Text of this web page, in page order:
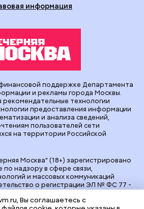
информация
Москва" (18+) зарегистрировано
надзору в сфере связи,
и массовых коммуникаций
о регистрации ЭЛ № ФС 77 -
редакторvm.ru: Александр
поддержке Департамента
и рекламы города Москвы.
технологии
предоставления информации
и анализа сведений,
пользователей сети
на территории Российской
Вы соглашаетесь с